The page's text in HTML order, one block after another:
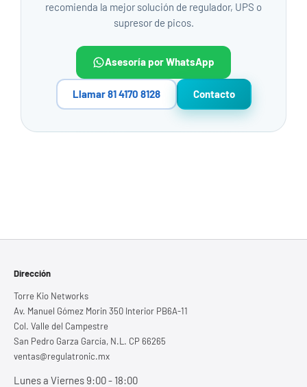
recomienda la mejor solución de regulador, UPS o
supresor de picos.
Asesoría por WhatsApp
Llamar 81 4170 8128 Contacto
Dirección
Torre Kio Networks
Av. Manuel Gómez Morin 350 Interior PB6A-11
Col. Valle del Campestre
San Pedro Garza García, N.L. CP 66265
ventas@regulatronic.mx
Lunes a Viernes 9:00 - 18:00